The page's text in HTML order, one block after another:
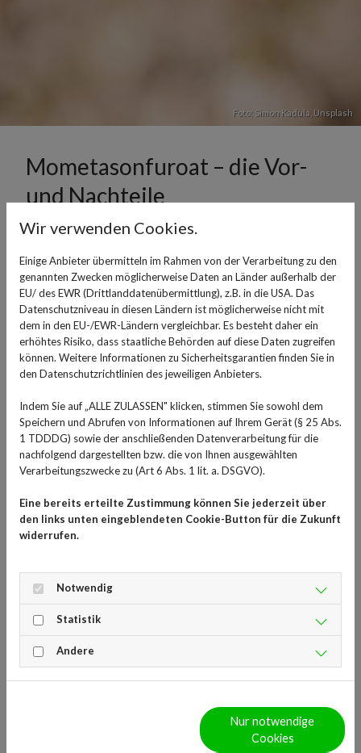
Foto: Simon Kadula Unsplash
Mometasonfuroat – die Vor-
und Nachteile
10. Juli 2023
Mometasonfuroat ist ein Wirkstoff, der zur Behandlung
von entzündlichen Erkrankungen eingesetzt werden
kann. Es gehört zur Gruppe der Kortikosteroide und hat
eine starke entzündungshemmende und antiallergische
Wirkung. Mometason wird in Nasensprays bei
allergischen Erkrankungen wie Heuschnupfen,
angewendet. Der Wirkstoff kann darüber hinaus auch
bei anderen entzündlichen Erkrankungen wie
Nasenpolypen und bei Bronchialasthma eingesetzt und
als Creme bei Hauterkrankungen wie atopischer
Linderung bei Allergien und
Kortikosteroide sind Hormone, die der Körper in der
Nebennierenrinde produziert und die unter anderem
Entzündungen und allergische Reaktionen kontrollieren.
Sie können jedoch auch synthetisch hergestellt werden
und dann Anwendung in Arzneimitteln finden. Besonders
häufig angewendet wird Mometasonfuroat in
Nasensprays, um der Patientin oder dem Patienten bei
einer Allergie eine Linderung zu verschaffen. Dann wird
das Arzneimittel ein- bis zweimal täglich als Sprühstoß
Wir verwenden Cookies.
Einige Anbieter übermitteln im Rahmen von der Verarbeitung zu den
genannten Zwecken möglicherweise Daten an Länder außerhalb der
EU/ des EWR (Drittlanddatenübermittlung), z.B. in die USA. Das
Datenschutzniveau in diesen Ländern ist möglicherweise nicht mit
dem in den EU-/EWR-Ländern vergleichbar. Es besteht daher ein
erhöhtes Risiko, dass staatliche Behörden auf diese Daten zugreifen
können. Weitere Informationen zu Sicherheitsgarantien finden Sie in
den Datenschutzrichtlinien des jeweiligen Anbieters.
Indem Sie auf „ALLE ZULASSEN" klicken, stimmen Sie sowohl dem
Speichern und Abrufen von Informationen auf Ihrem Gerät (§ 25 Abs.
1 TDDDG) sowie der anschließenden Datenverarbeitung für die
nachfolgend dargestellten bzw. die von Ihnen ausgewählten
Verarbeitungszwecke zu (Art 6 Abs. 1 lit. a. DSGVO).
Eine bereits erteilte Zustimmung können Sie jederzeit über
den links unten eingeblendeten Cookie-Button für die Zukunft
widerrufen.
Notwendig
Statistik
Andere
Nur notwendige
Cookies